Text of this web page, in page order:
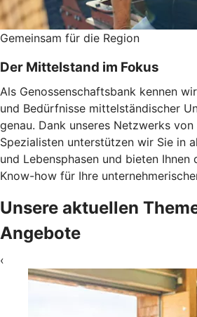
Gemeinsam für die Region
Der Mittelstand im Fokus
Als Genossenschaftsbank kennen
und Bedürfnisse mittelständischer
genau. Dank unseres Netzwerks
Spezialisten unterstützen wir Sie in
und Lebensphasen und bieten Ihnen
Know-how für Ihre
Unsere aktuellen
Angebote
‹